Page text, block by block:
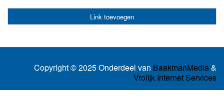
Link toevoegen
Copyright © 2025 Onderdeel van BaakmanMedia&
Vrolijk Internet Services